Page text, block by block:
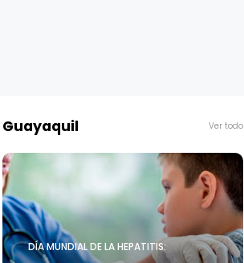
Guayaquil Ver todo
DÍA MUNDIAL DE LA HEPATITIS: